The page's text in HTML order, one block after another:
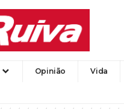
Opinião Vida